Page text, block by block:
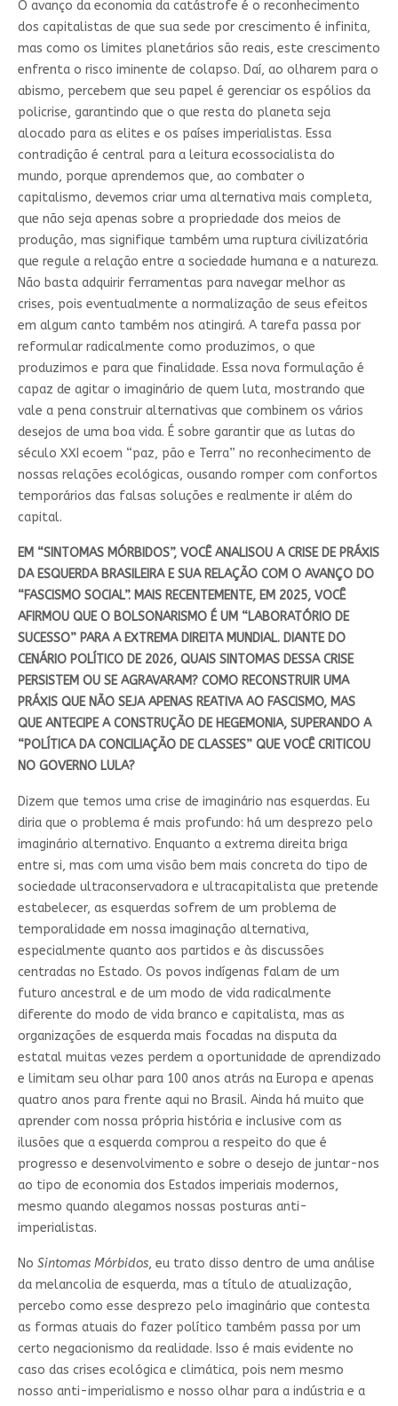
O avanço da economia da catástrofe é o reconhecimento
dos capitalistas de que sua sede por crescimento é infinita,
mas como os limites planetários são reais, este crescimento
enfrenta o risco iminente de colapso. Daí, ao olharem para o
abismo, percebem que seu papel é gerenciar os espólios da
policrise, garantindo que o que resta do planeta seja
alocado para as elites e os países imperialistas. Essa
contradição é central para a leitura ecossocialista do
mundo, porque aprendemos que, ao combater o
capitalismo, devemos criar uma alternativa mais completa,
que não seja apenas sobre a propriedade dos meios de
produção, mas signifique também uma ruptura civilizatória
que regule a relação entre a sociedade humana e a natureza.
Não basta adquirir ferramentas para navegar melhor as
crises, pois eventualmente a normalização de seus efeitos
em algum canto também nos atingirá. A tarefa passa por
reformular radicalmente como produzimos, o que
produzimos e para que finalidade. Essa nova formulação é
capaz de agitar o imaginário de quem luta, mostrando que
vale a pena construir alternativas que combinem os vários
desejos de uma boa vida. É sobre garantir que as lutas do
século XXI ecoem “paz, pão e Terra” no reconhecimento de
nossas relações ecológicas, ousando romper com confortos
temporários das falsas soluções e realmente ir além do
capital.
EM “SINTOMAS MÓRBIDOS”, VOCÊ ANALISOU A CRISE DE PRÁXIS
DA ESQUERDA BRASILEIRA E SUA RELAÇÃO COM O AVANÇO DO
“FASCISMO SOCIAL”. MAIS RECENTEMENTE, EM 2025, VOCÊ
AFIRMOU QUE O BOLSONARISMO É UM “LABORATÓRIO DE
SUCESSO” PARA A EXTREMA DIREITA MUNDIAL. DIANTE DO
CENÁRIO POLÍTICO DE 2026, QUAIS SINTOMAS DESSA CRISE
PERSISTEM OU SE AGRAVARAM? COMO RECONSTRUIR UMA
PRÁXIS QUE NÃO SEJA APENAS REATIVA AO FASCISMO, MAS
QUE ANTECIPE A CONSTRUÇÃO DE HEGEMONIA, SUPERANDO A
“POLÍTICA DA CONCILIAÇÃO DE CLASSES” QUE VOCÊ CRITICOU
NO GOVERNO LULA?
Dizem que temos uma crise de imaginário nas esquerdas. Eu
diria que o problema é mais profundo: há um desprezo pelo
imaginário alternativo. Enquanto a extrema direita briga
entre si, mas com uma visão bem mais concreta do tipo de
sociedade ultraconservadora e ultracapitalista que pretende
estabelecer, as esquerdas sofrem de um problema de
temporalidade em nossa imaginação alternativa,
especialmente quanto aos partidos e às discussões
centradas no Estado. Os povos indígenas falam de um
futuro ancestral e de um modo de vida radicalmente
diferente do modo de vida branco e capitalista, mas as
organizações de esquerda mais focadas na disputa da
estatal muitas vezes perdem a oportunidade de aprendizado
e limitam seu olhar para 100 anos atrás na Europa e apenas
quatro anos para frente aqui no Brasil. Ainda há muito que
aprender com nossa própria história e inclusive com as
ilusões que a esquerda comprou a respeito do que é
progresso e desenvolvimento e sobre o desejo de juntar-nos
ao tipo de economia dos Estados imperiais modernos,
mesmo quando alegamos nossas posturas anti-
imperialistas.
No Sintomas Mórbidos, eu trato disso dentro de uma análise
da melancolia de esquerda, mas a título de atualização,
percebo como esse desprezo pelo imaginário que contesta
as formas atuais do fazer político também passa por um
certo negacionismo da realidade. Isso é mais evidente no
caso das crises ecológica e climática, pois nem mesmo
nosso anti-imperialismo e nosso olhar para a indústria e a